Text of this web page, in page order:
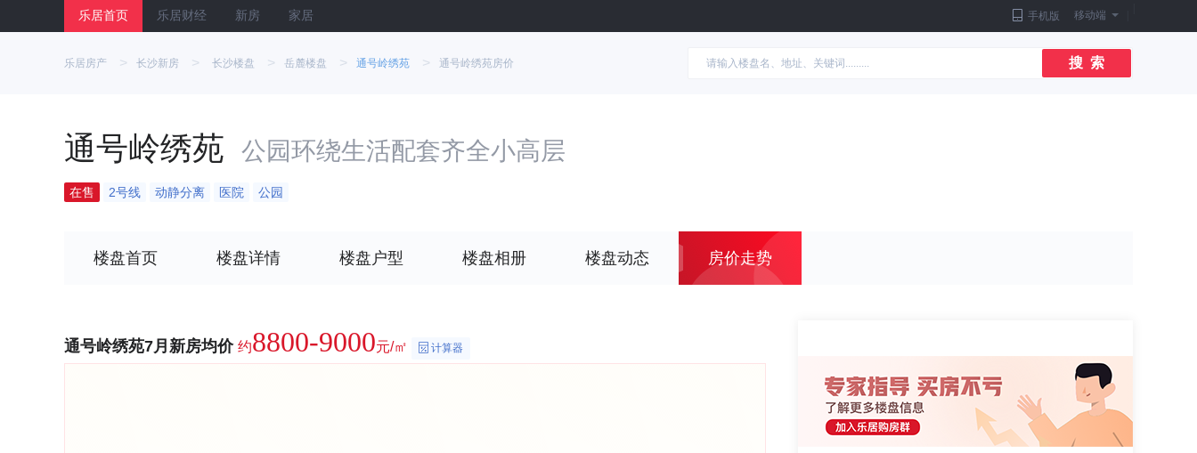
乐居首页 乐居财经 新房 家居 手机版 移动端
乐居房产 > 长沙新房 > 长沙楼盘 > 岳麓楼盘 > 通号岭绣苑 > 通号岭绣苑房价 搜 索
通号岭绣苑 公园环绕生活配套齐全小高层
在售 2号线 动静分离 医院 公园
楼盘首页 楼盘详情 楼盘户型 楼盘相册 楼盘动态 房价走势
通号岭绣苑7月新房均价 约8800-9000元/㎡ 计算器